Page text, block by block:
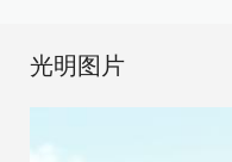
光明图片